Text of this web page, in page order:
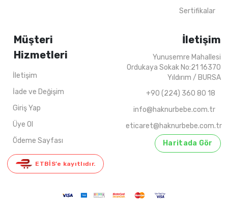
Sertifikalar
Müşteri
Hizmetleri
İletişim
İade ve Değişim
Giriş Yap
Üye Ol
Ödeme Sayfası
ETBİS’e kayıtlıdır.
İletişim
Yunusemre Mahallesi
Ordukaya Sokak No:21 16370
Yıldırım / BURSA
+90 (224) 360 80 18
info@haknurbebe.com.tr
eticaret@haknurbebe.com.tr
Haritada Gör